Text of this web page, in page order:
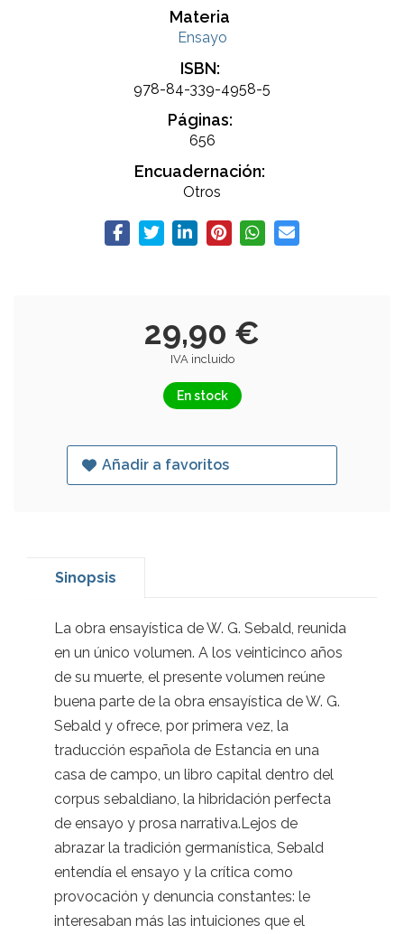
Materia
Ensayo
ISBN:
978-84-339-4958-5
Páginas:
656
Encuadernación:
Otros
29,90 €
IVA incluido
En stock
Añadir a favoritos
Sinopsis
La obra ensayística de W. G. Sebald, reunida
en un único volumen. A los veinticinco años
de su muerte, el presente volumen reúne
buena parte de la obra ensayística de W. G.
Sebald y ofrece, por primera vez, la
traducción española de Estancia en una
casa de campo, un libro capital dentro del
corpus sebaldiano, la hibridación perfecta
de ensayo y prosa narrativa.Lejos de
abrazar la tradición germanística, Sebald
entendía el ensayo y la crítica como
provocación y denuncia constantes: le
interesaban más las intuiciones que el